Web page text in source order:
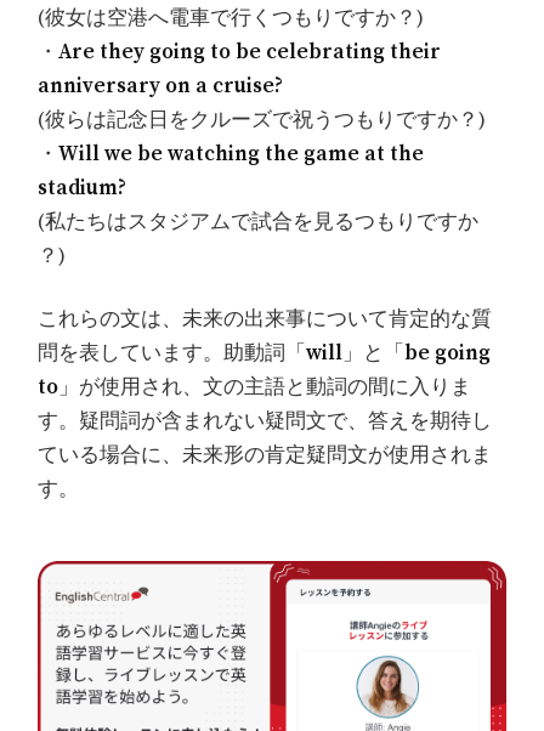
(彼女は空港へ電車で行くつもりですか？)
・Are they going to be celebrating their
anniversary on a cruise?
(彼らは記念日をクルーズで祝うつもりですか？)
・Will we be watching the game at the
stadium?
(私たちはスタジアムで試合を見るつもりですか
？)
これらの文は、未来の出来事について肯定的な質
問を表しています。助動詞「will 」と「be going
to 」が使用され、文の主語と動詞の間に入りま
す。疑問詞が含まれない疑問文で、答えを期待し
ている場合に、未来形の肯定疑問文が使用されま
す。